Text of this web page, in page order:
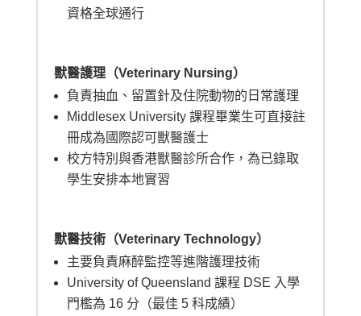
資格全球通行
獸醫護理（Veterinary Nursing）
負責抽血、留置針及住院動物的日常護理
Middlesex University 課程畢業生可直接註
冊成為國際認可獸醫護士
校方特別與香港獸醫診所合作，為已錄取
學生安排本地實習
獸醫技術（Veterinary Technology）
主要負責麻醉監控等進階護理技術
University of Queensland 課程 DSE 入學
門檻為 16 分（最佳 5 科成績）